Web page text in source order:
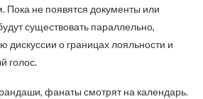
не появятся документы или
существовать параллельно,
дискуссии о границах лояльности и
голос.
фанаты смотрят на календарь.